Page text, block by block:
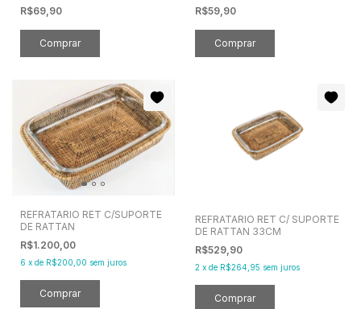
R$69,90
R$59,90
REFRATARIO RET C/SUPORTE
DE RATTAN
R$1.200,00
6 x de R$200,00 sem juros
REFRATARIO RET C/ SUPORTE
DE RATTAN 33CM
R$529,90
2 x de R$264,95 sem juros